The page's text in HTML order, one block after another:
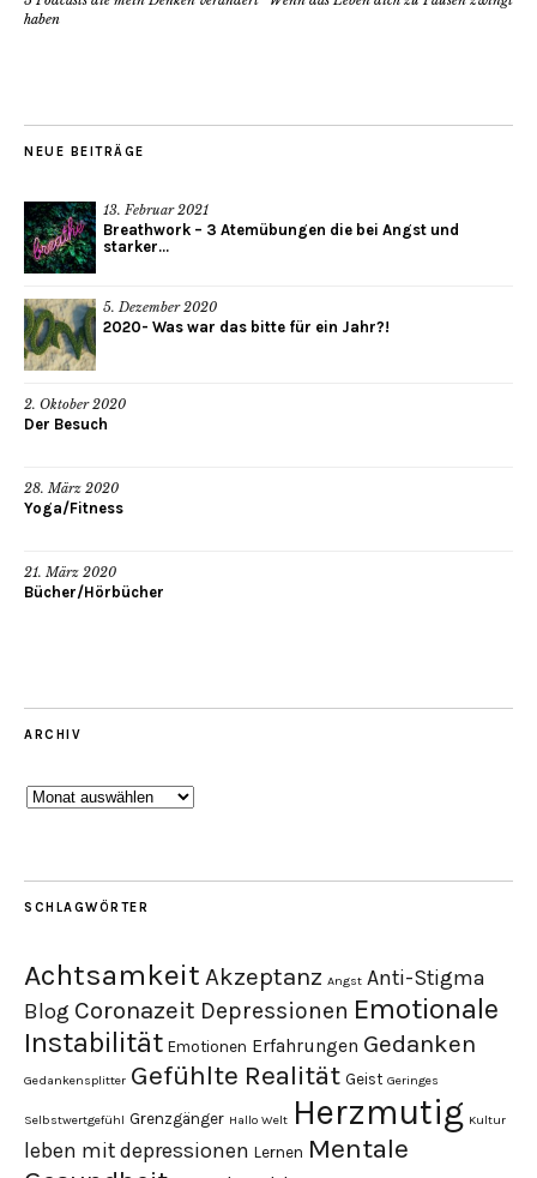
haben
NEUE BEITRÄGE
13. Februar 2021
Breathwork – 3 Atemübungen die bei Angst und
starker...
5. Dezember 2020
2020- Was war das bitte für ein Jahr?!
2. Oktober 2020
Der Besuch
28. März 2020
Yoga/Fitness
21. März 2020
Bücher/Hörbücher
ARCHIV
Archiv
SCHLAGWÖRTER
Achtsamkeit Akzeptanz Angst Anti-Stigma
Blog Coronazeit Depressionen Emotionale
Instabilität Emotionen Erfahrungen Gedanken
Gedankensplitter Gefühlte Realität Geist Geringes
Selbstwertgefühl Grenzgänger Hallo Welt Herzmutig Kultur
leben mit depressionen Lernen Mentale